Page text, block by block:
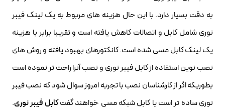
به دقت بسیار دارد. با این حال هزینه های مربوط به یک لینک فیبر
نوری شامل کابل و اتصالات کاهش یافته است و تقریبا برابر با هزینه
یک لینک کابل مسی شده است. کانکتورهای بهبود یافته و روش های
نصب نوین استفاده از کابل فیبر نوری و نصب آنرا راحت تر نموده است
بطوریکه اگر از کارشناسان نصب با تجربه امروز سوال شود که نصب فیبر
نوری ساده تر است یا کابل شبکه مسی خواهند گفتکابل فیبر نوری.